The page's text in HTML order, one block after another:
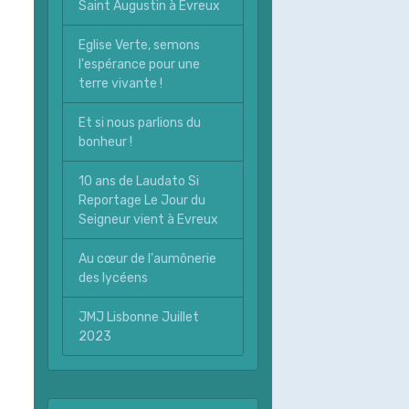
Saint Augustin à Evreux
Eglise Verte, semons
l'espérance pour une
terre vivante !
Et si nous parlions du
bonheur !
10 ans de Laudato Si
Reportage Le Jour du
Seigneur vient à Evreux
Au cœur de l'aumônerie
des lycéens
JMJ Lisbonne Juillet
2023